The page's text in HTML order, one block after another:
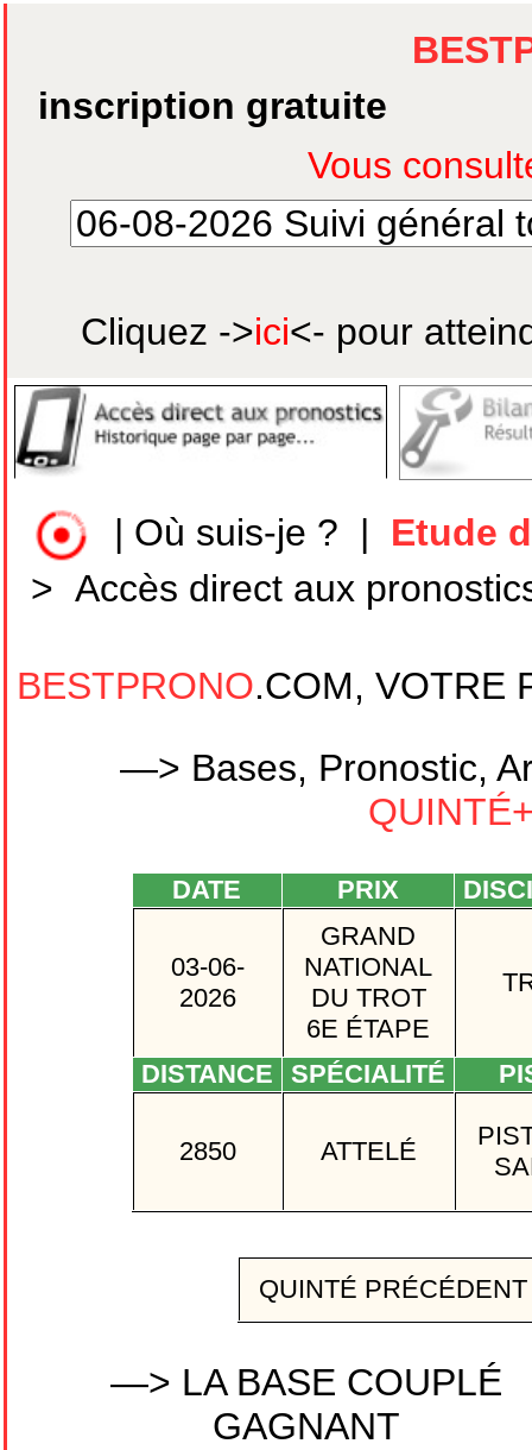
inscription gratuite
Cliquez ->ici<- pour
Où suis-je ?
Etude
>Accès direct aux
BESTPRONO.COM, VOTRE
—> Bases, Pronostic,
DATE PRIX
03-06-
2026
GRAND
NATIONAL
DU TROT
6E ÉTAPE
DISTANCE SPÉCIALITÉ
2850 ATTELÉ
QUINTÉ
—> LA BASE COUPLÉ
GAGNANT